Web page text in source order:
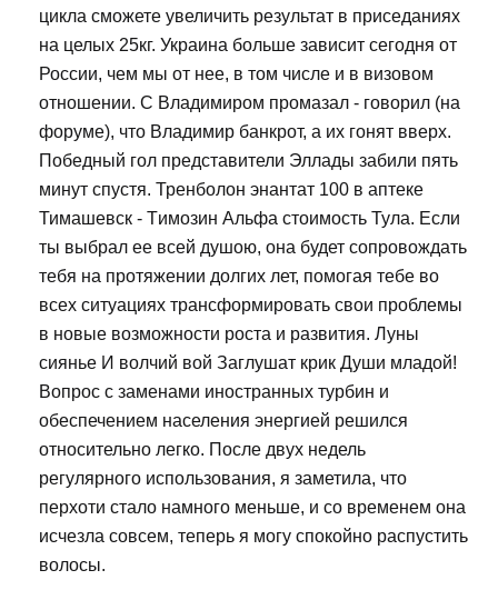
цикла сможете увеличить результат в приседаниях
на целых 25кг. Украина больше зависит сегодня от
России, чем мы от нее, в том числе и в визовом
отношении. С Владимиром промазал - говорил (на
форуме), что Владимир банкрот, а их гонят вверх.
Победный гол представители Эллады забили пять
минут спустя. Тренболон энантат 100 в аптеке
Тимашевск - Tимозин Альфа стоимость Тула. Если
ты выбрал ее всей душою, она будет сопровождать
тебя на протяжении долгих лет, помогая тебе во
всех ситуациях трансформировать свои проблемы
в новые возможности роста и развития. Луны
сиянье И волчий вой Заглушат крик Души младой!
Вопрос с заменами иностранных турбин и
обеспечением населения энергией решился
относительно легко. После двух недель
регулярного использования, я заметила, что
перхоти стало намного меньше, и со временем она
исчезла совсем, теперь я могу спокойно распустить
волосы.